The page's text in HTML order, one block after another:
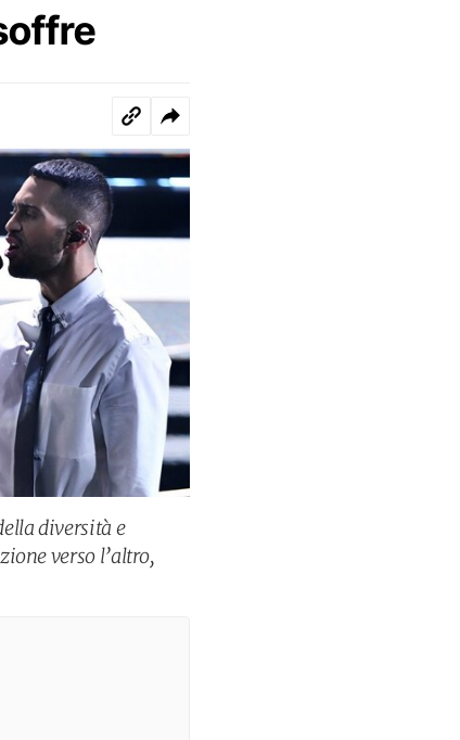
diversità e
verso l’altro,